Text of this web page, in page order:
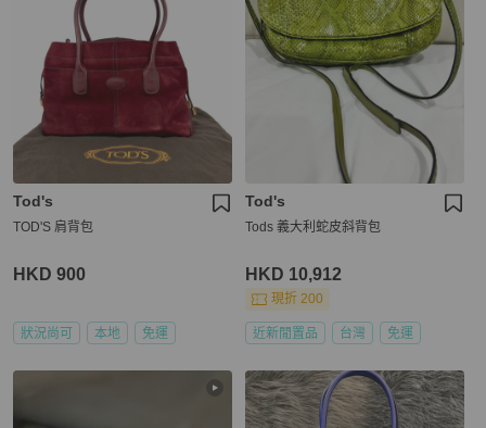
Tod's
TOD'S 肩背包
HKD 900
狀況尚可 本地 免運
Tod's
Tods 義大利蛇皮斜背包
HKD 10,912
現折 200
近新閒置品 台灣 免運